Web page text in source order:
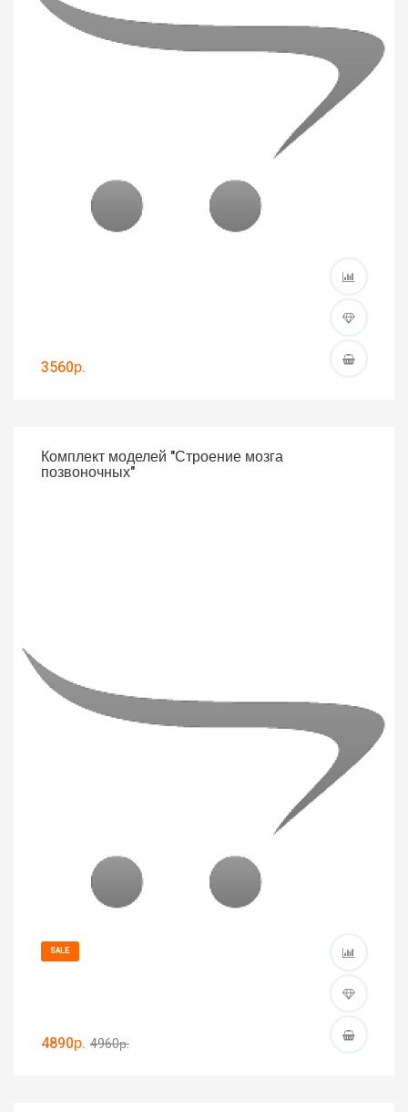
3560р.
Комплект моделей "Строение мозга
позвоночных"
SALE
4890р. 4960р.